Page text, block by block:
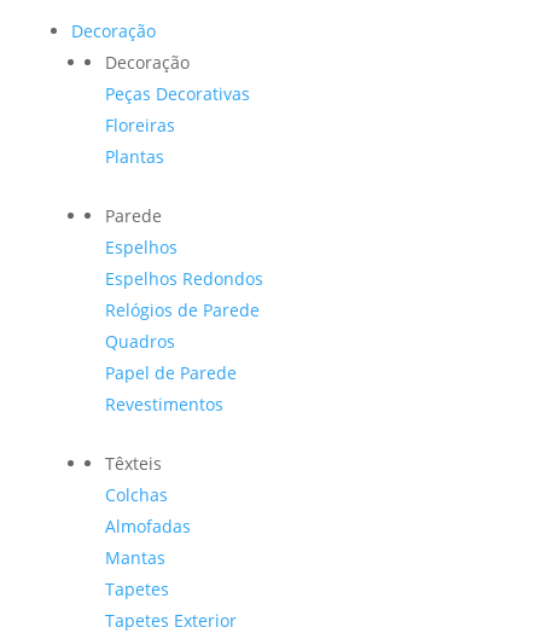
Decoração
Decoração
Peças Decorativas
Floreiras
Plantas
Parede
Espelhos
Espelhos Redondos
Relógios de Parede
Quadros
Papel de Parede
Revestimentos
Têxteis
Colchas
Almofadas
Mantas
Tapetes
Tapetes Exterior